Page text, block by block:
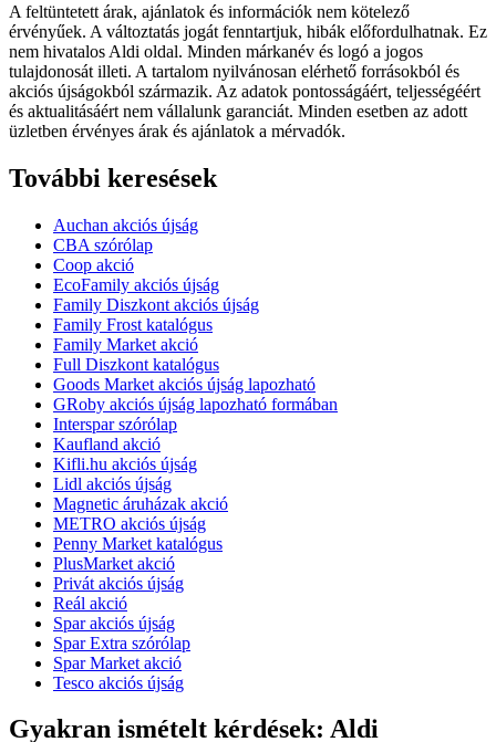
A feltüntetett árak, ajánlatok és információk nem kötelező
érvényűek. A változtatás jogát fenntartjuk, hibák előfordulhatnak. Ez
nem hivatalos Aldi oldal. Minden márkanév és logó a jogos
tulajdonosát illeti. A tartalom nyilvánosan elérhető forrásokból és
akciós újságokból származik. Az adatok pontosságáért, teljességéért
és aktualitásáért nem vállalunk garanciát. Minden esetben az adott
üzletben érvényes árak és ajánlatok a mérvadók.
További keresések
Auchan akciós újság
CBA szórólap
Coop akció
EcoFamily akciós újság
Family Diszkont akciós újság
Family Frost katalógus
Family Market akció
Full Diszkont katalógus
Goods Market akciós újság lapozható
GRoby akciós újság lapozható formában
Interspar szórólap
Kaufland akció
Kifli.hu akciós újság
Lidl akciós újság
Magnetic áruházak akció
METRO akciós újság
Penny Market katalógus
PlusMarket akció
Privát akciós újság
Reál akció
Spar akciós újság
Spar Extra szórólap
Spar Market akció
Tesco akciós újság
Gyakran ismételt kérdések: Aldi